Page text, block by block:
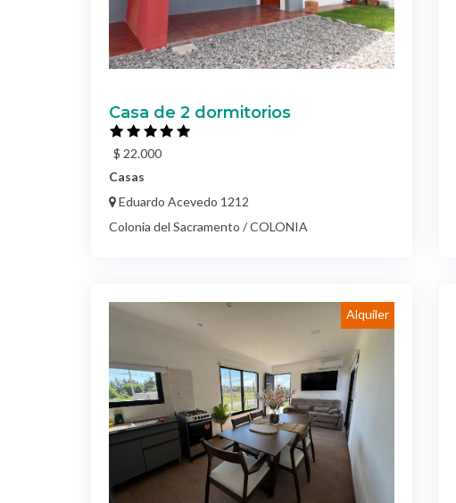
Casa de 2 dormitorios
$ 22.000
Casas
Eduardo Acevedo 1212
Colonia del Sacramento / COLONIA
Alquiler